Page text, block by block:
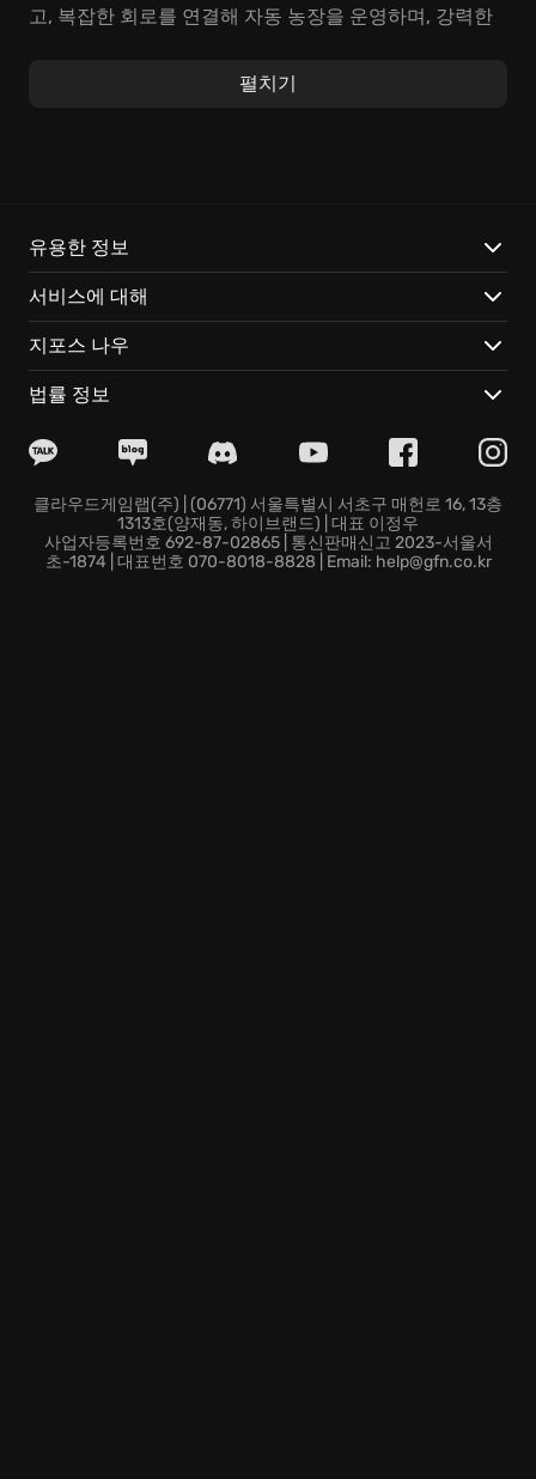
고, 복잡한 회로를 연결해 자동 농장을 운영하며, 강력한
게임이 아닌, 당신의 창의력과 전략적 사고를 시험하는
나만의 개성
: 수백 가지 스킨과 액세서리로 나만의 캐릭터
를 꾸미고, 특별한 능력을 가진 펫과 함께 모험을 떠나세
요.
함께하는 재미
고, 자원 쟁탈전에서 승리하여 최고의 길드로 이름을 떨
치세요.
언제 어디든 접속하여 친구와 함께 건설하고 탐험하며,
더 이상 망설이지 마세요! 지금 RoadCraft에 접속하여,
당신만의 레전드를 시작하세요!
펼치기
유용한 정보
서비스에 대해
지포스 나우
법률 정보
클라우드게임랩(주) | (06771) 서울특별시 서초구 매헌로 16, 13층
1313호(양재동, 하이브랜드) | 대표 이정우
사업자등록번호 692-87-02865 | 통신판매신고 2023-서울서
초-1874 | 대표번호 070-8018-8828 | Email: help@gfn.co.kr